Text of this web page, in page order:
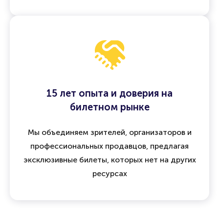
15 лет опыта и доверия на
билетном рынке
Мы объединяем зрителей, организаторов и
профессиональных продавцов, предлагая
эксклюзивные билеты, которых нет на других
ресурсах